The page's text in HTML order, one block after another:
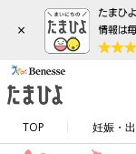
×
TOP 妊娠・